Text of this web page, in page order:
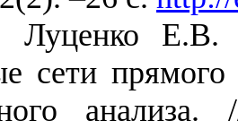
Луценко Е.В.
сети прямого
анализа.